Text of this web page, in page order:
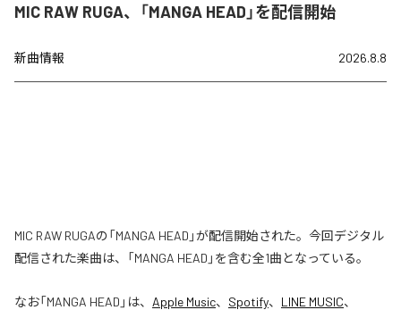
MIC RAW RUGA、「MANGA HEAD」を配信開始
新曲情報 2026.8.8
MIC RAW RUGAの「MANGA HEAD」が配信開始された。今回デジタル
配信された楽曲は、「MANGA HEAD」を含む全1曲となっている。
なお「MANGA HEAD 」は、 Apple Music、 Spotify、 LINE MUSIC、